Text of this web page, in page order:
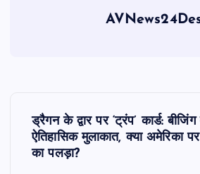
ड्रैगन के द्वार पर ‘ट्रंप’ कार्ड:
ऐतिहासिक मुलाकात, क्या अमेरिका
का पलड़ा?